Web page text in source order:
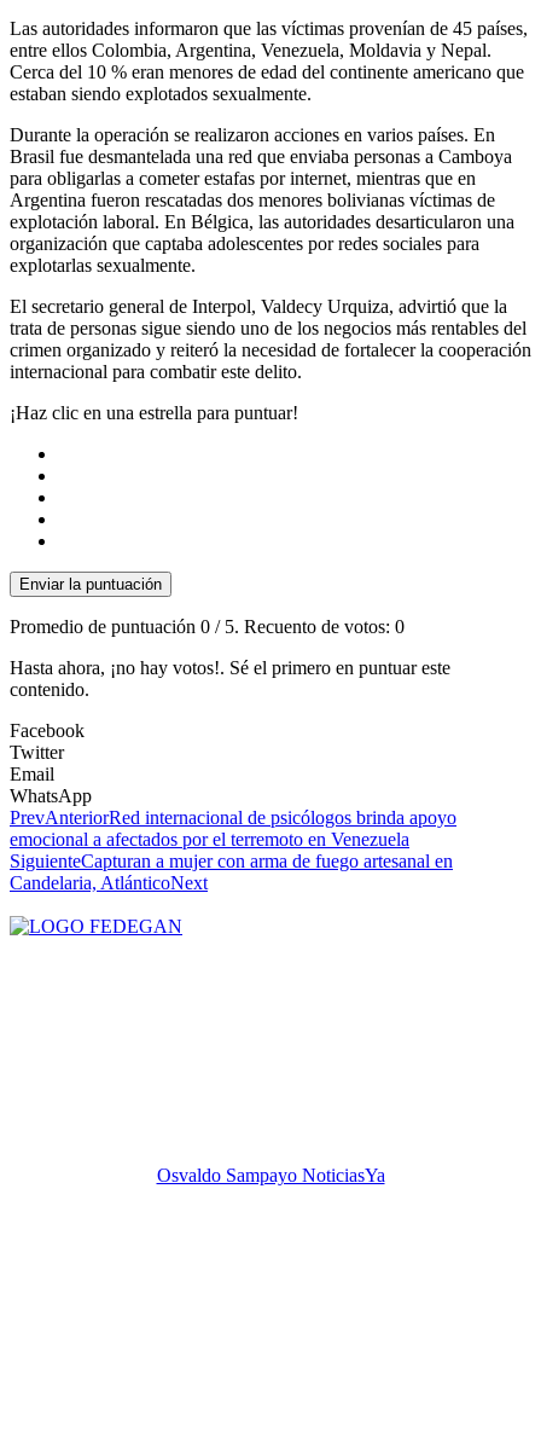
Las autoridades informaron que las víctimas provenían de 45 países,
entre ellos Colombia, Argentina, Venezuela, Moldavia y Nepal.
Cerca del 10 % eran menores de edad del continente americano que
estaban siendo explotados sexualmente.
Durante la operación se realizaron acciones en varios países. En
Brasil fue desmantelada una red que enviaba personas a Camboya
para obligarlas a cometer estafas por internet, mientras que en
Argentina fueron rescatadas dos menores bolivianas víctimas de
explotación laboral. En Bélgica, las autoridades desarticularon una
organización que captaba adolescentes por redes sociales para
explotarlas sexualmente.
El secretario general de Interpol, Valdecy Urquiza, advirtió que la
trata de personas sigue siendo uno de los negocios más rentables del
crimen organizado y reiteró la necesidad de fortalecer la cooperación
internacional para combatir este delito.
¡Haz clic en una estrella para puntuar!
Enviar la puntuación
Promedio de puntuación 0 / 5. Recuento de votos: 0
Hasta ahora, ¡no hay votos!. Sé el primero en puntuar este
contenido.
Facebook
Twitter
Email
WhatsApp
PrevAnteriorRed internacional de psicólogos brinda apoyo
emocional a afectados por el terremoto en Venezuela
SiguienteCapturan a mujer con arma de fuego artesanal en
Candelaria, AtlánticoNext
Osvaldo Sampayo NoticiasYa